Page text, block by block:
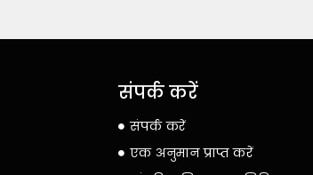
संपर्क करें
संपर्क करें
एक अनुमान प्राप्त करें